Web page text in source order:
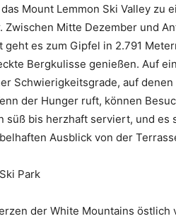
Mount Lemmon Ski Valley zu
Mitte Dezember und
es zum Gipfel in 2.791
Bergkulisse genießen. Auf
Schwierigkeitsgrade, auf
der Hunger ruft, können
süß bis herzhaft serviert, und es
Ausblick von der
Park
der White Mountains